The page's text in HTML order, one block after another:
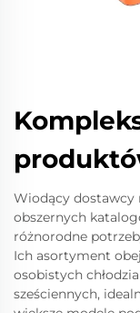
Wiodący dostawcy
obszernych
różnorodne
Ich asortyment
osobistych
sześciennych,